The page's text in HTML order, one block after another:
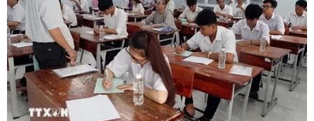
Lễ hành hương Hajj là một trong 5 trụ cột của đạo Hồi,
hành hương về Thánh địa Mecca là một nghĩa vụ tôn
giáo mà mỗi tín đồ Hồi giáo phải thực hiện ít nhất 1 lần
trong đời.